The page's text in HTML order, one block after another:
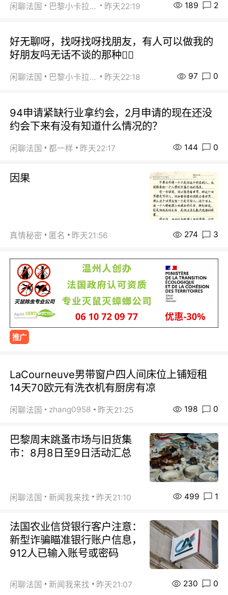
闲聊法国 巴黎小卡拉咪 昨天22:19 189 2
好无聊呀，找呀找呀找朋友，有人可以做我的
好朋友吗无话不谈的那种😮‍💨
闲聊法国 巴黎小卡拉咪 昨天22:18 97 0
94申请紧缺行业拿约会，2月申请的现在还没
约会下来有没有知道什么情况的？
闲聊法国 都一样 昨天22:17 144 0
因果
真情秘密 匿名 昨天21:56 274 3
推广
LaCourneuve男带窗户四人间床位上铺短租
14天70欧元有洗衣机有厨房有凉
闲聊法国 zhang0958 昨天21:25 198 0
巴黎周末跳蚤市场与旧货集
市：8月8日至9日活动汇总
闲聊法国 新闻我来找 昨天21:10 499 1
法国农业信贷银行客户注意：
新型诈骗瞄准银行账户信息，
912人已输入账号或密码
闲聊法国 新闻我来找 昨天21:07 230 0